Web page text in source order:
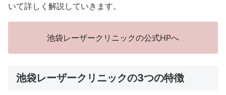
いて詳しく解説していきます。
池袋レーザークリニックの公式HPへ
池袋レーザークリニックの3つの特徴